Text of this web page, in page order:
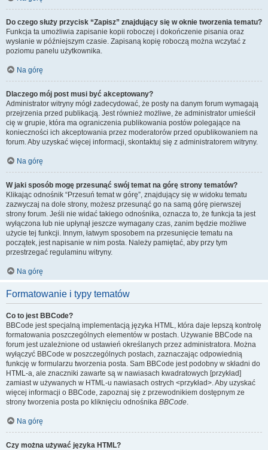
Do czego służy przycisk “Zapisz” znajdujący się w oknie tworzenia tematu?
Funkcja ta umożliwia zapisanie kopii roboczej i dokończenie pisania oraz
wysłanie w późniejszym czasie. Zapisaną kopię roboczą można wczytać z
poziomu panelu użytkownika.
Na górę
Dlaczego mój post musi być akceptowany?
Administrator witryny mógł zadecydować, że posty na danym forum wymagają
przejrzenia przed publikacją. Jest również możliwe, że administrator umieścił
cię w grupie, która ma ograniczenia publikowania postów polegające na
konieczności ich akceptowania przez moderatorów przed opublikowaniem na
forum. Aby uzyskać więcej informacji, skontaktuj się z administratorem witryny.
Na górę
W jaki sposób mogę przesunąć swój temat na górę strony tematów?
Klikając odnośnik “Przesuń temat w górę”, znajdujący się w widoku tematu
zazwyczaj na dole strony, możesz przesunąć go na samą górę pierwszej
strony forum. Jeśli nie widać takiego odnośnika, oznacza to, że funkcja ta jest
wyłączona lub nie upłynął jeszcze wymagany czas, zanim będzie możliwe
użycie tej funkcji. Innym, łatwym sposobem na przesunięcie tematu na
początek, jest napisanie w nim posta. Należy pamiętać, aby przy tym
przestrzegać regulaminu witryny.
Na górę
Formatowanie i typy tematów
Co to jest BBCode?
BBCode jest specjalną implementacją języka HTML, która daje lepszą kontrolę
formatowania poszczególnych elementów w postach. Używanie BBCode na
forum jest uzależnione od ustawień określanych przez administratora. Można
wyłączyć BBCode w poszczególnych postach, zaznaczając odpowiednią
funkcję w formularzu tworzenia posta. Sam BBCode jest podobny w składni do
HTML-a, ale znaczniki zawarte są w nawiasach kwadratowych [przykład]
zamiast w używanych w HTML-u nawiasach ostrych <przykład>. Aby uzyskać
więcej informacji o BBCode, zapoznaj się z przewodnikiem dostępnym ze
strony tworzenia posta po kliknięciu odnośnika BBCode.
Na górę
Czy można używać języka HTML?